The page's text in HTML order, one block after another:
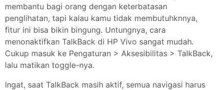
membantu bagi orang dengan keterbatasan
penglihatan, tapi kalau kamu tidak membutuhknnya,
fitur ini bisa bikin bingung. Untungnya, cara
menonaktifkan TalkBack di HP Vivo sangat mudah.
Cukup masuk ke Pengaturan > Aksesibilitas > TalkBack,
lalu matikan toggle-nya.
Ingat, saat TalkBack masih aktif, semua navigasi harus